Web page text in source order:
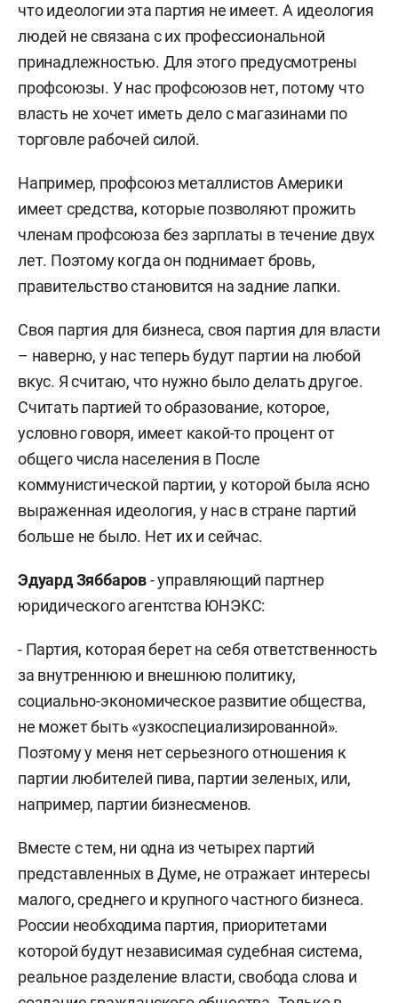
что идеологии эта партия не имеет. А идеология
людей не связана с их профессиональной
принадлежностью. Для этого предусмотрены
профсоюзы. У нас профсоюзов нет, потому что
власть не хочет иметь дело с магазинами по
торговле рабочей силой.
Например, профсоюз металлистов Америки
имеет средства, которые позволяют прожить
членам профсоюза без зарплаты в течение двух
лет. Поэтому когда он поднимает бровь,
правительство становится на задние лапки.
Своя партия для бизнеса, своя партия для власти
– наверно, у нас теперь будут партии на любой
вкус. Я считаю, что нужно было делать другое.
Считать партией то образование, которое,
условно говоря, имеет какой-то процент от
общего числа населения в После
коммунистической партии, у которой была ясно
выраженная идеология, у нас в стране партий
больше не было. Нет их и сейчас.
Эдуард Зяббаров- управляющий партнер
юридического агентства ЮНЭКС:
- Партия, которая берет на себя ответственность
за внутреннюю и внешнюю политику,
социально-экономическое развитие общества,
не может быть «узкоспециализированной».
Поэтому у меня нет серьезного отношения к
партии любителей пива, партии зеленых, или,
например, партии бизнесменов.
Вместе с тем, ни одна из четырех партий
представленных в Думе, не отражает интересы
малого, среднего и крупного частного бизнеса.
России необходима партия, приоритетами
которой будут независимая судебная система,
реальное разделение власти, свобода слова и